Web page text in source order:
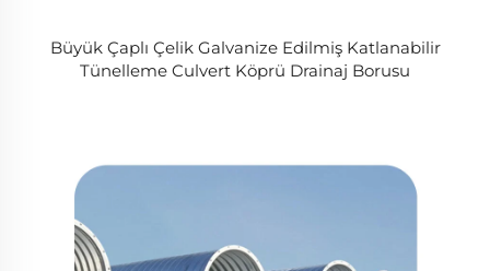
Büyük Çaplı Çelik Galvanize Edilmiş Katlanabilir
Tünelleme Culvert Köprü Drainaj Borusu